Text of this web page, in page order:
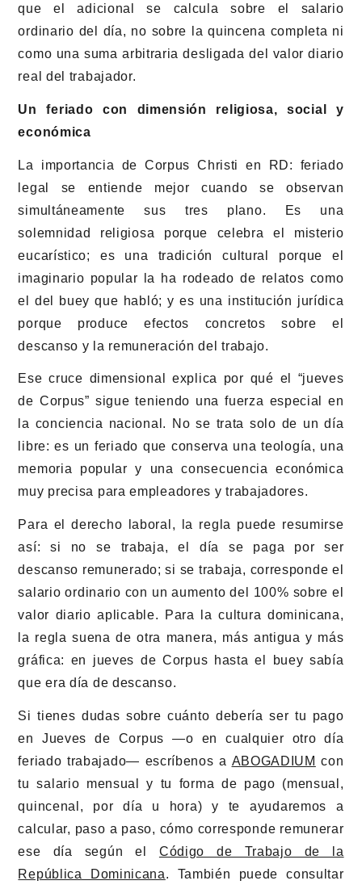
que el adicional se calcula sobre el salario
ordinario del día, no sobre la quincena completa ni
como una suma arbitraria desligada del valor diario
real del trabajador.
Un feriado con dimensión religiosa, social y
económica
La importancia de Corpus Christi en RD: feriado
legal se entiende mejor cuando se observan
simultáneamente sus tres plano. Es una
solemnidad religiosa porque celebra el misterio
eucarístico; es una tradición cultural porque el
imaginario popular la ha rodeado de relatos como
el del buey que habló; y es una institución jurídica
porque produce efectos concretos sobre el
descanso y la remuneración del trabajo.
Ese cruce dimensional explica por qué el “jueves
de Corpus” sigue teniendo una fuerza especial en
la conciencia nacional. No se trata solo de un día
libre: es un feriado que conserva una teología, una
memoria popular y una consecuencia económica
muy precisa para empleadores y trabajadores.
Para el derecho laboral, la regla puede resumirse
así: si no se trabaja, el día se paga por ser
descanso remunerado; si se trabaja, corresponde el
salario ordinario con un aumento del 100% sobre el
valor diario aplicable. Para la cultura dominicana,
la regla suena de otra manera, más antigua y más
gráfica: en jueves de Corpus hasta el buey sabía
que era día de descanso.
Si tienes dudas sobre cuánto debería ser tu pago
en Jueves de Corpus —o en cualquier otro día
feriado trabajado— escríbenos a ABOGADIUM con
tu salario mensual y tu forma de pago (mensual,
quincenal, por día u hora) y te ayudaremos a
calcular, paso a paso, cómo corresponde remunerar
ese día según el Código de Trabajo de la
República Dominicana. También puede consultar